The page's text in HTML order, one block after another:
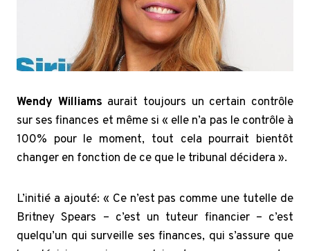
Wendy Williams aurait toujours un certain contrôle
sur ses finances et même si « elle n’a pas le contrôle à
100% pour le moment, tout cela pourrait bientôt
changer en fonction de ce que le tribunal décidera ».
L’initié a ajouté: « Ce n’est pas comme une tutelle de
Britney Spears – c’est un tuteur financier – c’est
quelqu’un qui surveille ses finances, qui s’assure que